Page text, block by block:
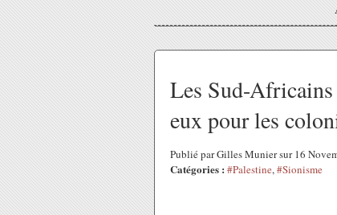
Les Sud-
eux pour les
Publié par Gilles Munier sur 16
Catégories : #Palestine,#Sionisme